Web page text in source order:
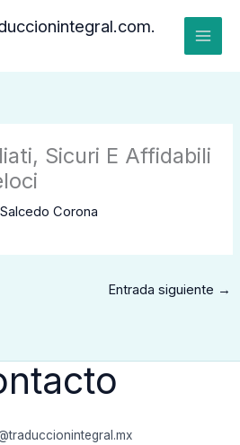
Sicuri E Affidabili
Corona
Entrada siguiente →